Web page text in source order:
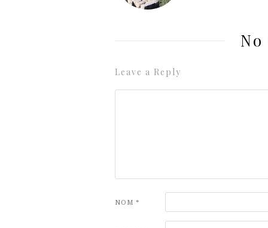
Leave a Reply
NOM *